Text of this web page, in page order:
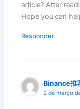
article? After
Hope you can
Responder
Binance推
2 de março